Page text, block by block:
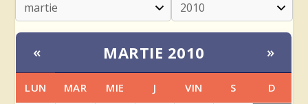
« MARTIE 2010 »
LUN MAR MIE J VIN S D